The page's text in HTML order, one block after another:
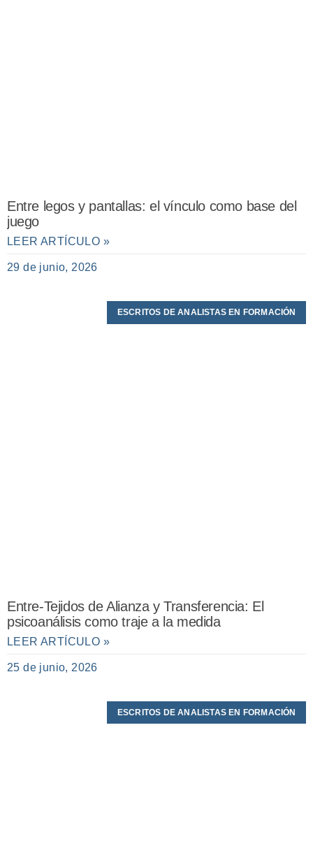
Entre legos y pantallas: el vínculo como base del
juego
LEER ARTÍCULO »
29 de junio, 2026
ESCRITOS DE ANALISTAS EN FORMACIÓN
Entre-Tejidos de Alianza y Transferencia: El
psicoanálisis como traje a la medida
LEER ARTÍCULO »
25 de junio, 2026
ESCRITOS DE ANALISTAS EN FORMACIÓN